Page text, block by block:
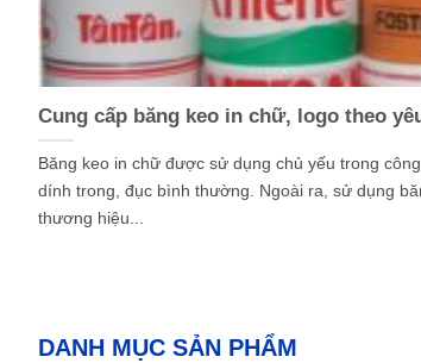
Cung cấp băng keo in chữ, logo theo
Băng keo in chữ được sử dụng chủ yếu trong
dính trong, đục bình thường. Ngoài ra, sử dụng
thương hiệu...
DANH MỤC SẢN PHẨM